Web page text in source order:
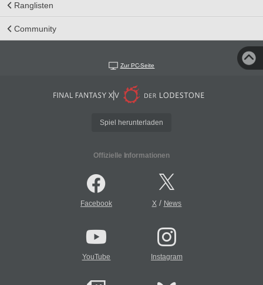
Ranglisten
Community
Zur PC-Seite
Spiel herunterladen
Offizielle Informationen
Facebook X/ News
YouTube Instagram